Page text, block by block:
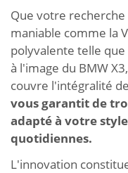
Que votre
maniable comme la
polyvalente telle
à l'image du BMW
couvre l'intégralité
vous garantit de
adapté à votre
quotidiennes.
L'innovation